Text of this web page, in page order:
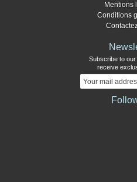
Mentions
Conditions
Subscribe to
receive